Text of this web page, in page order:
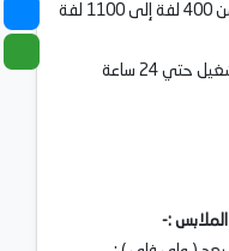
إمكانية التحكم في سرعة العصر من 400 لفة إلى 1100 لفة
24 ساعة
:-